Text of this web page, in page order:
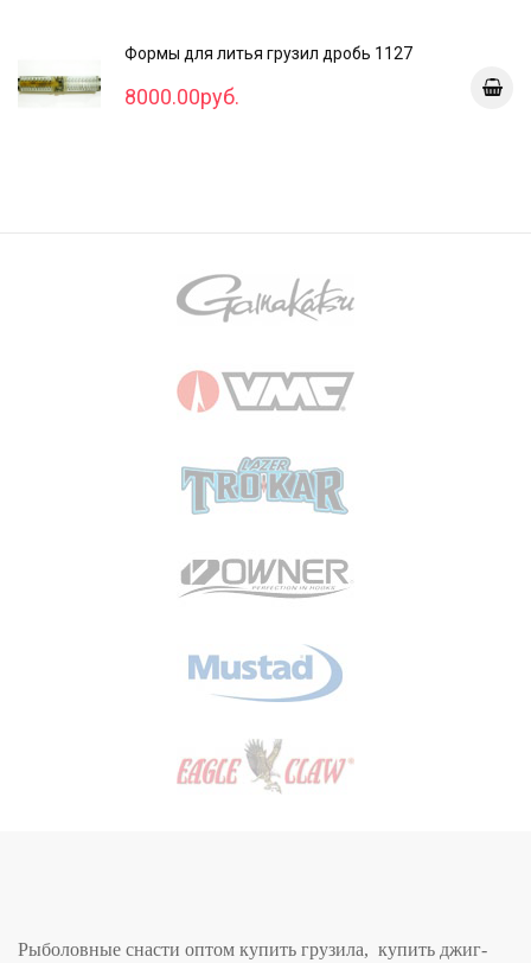
Формы для литья грузил дробь 1127
8000.00руб.
Рыболовные снасти оптом купить грузила, купить джиг-